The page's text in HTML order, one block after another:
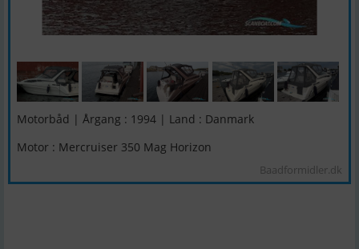
Motorbåd | Årgang : 1994 | Land : Danmark
Motor : Mercruiser 350 Mag Horizon
Baadformidler.dk